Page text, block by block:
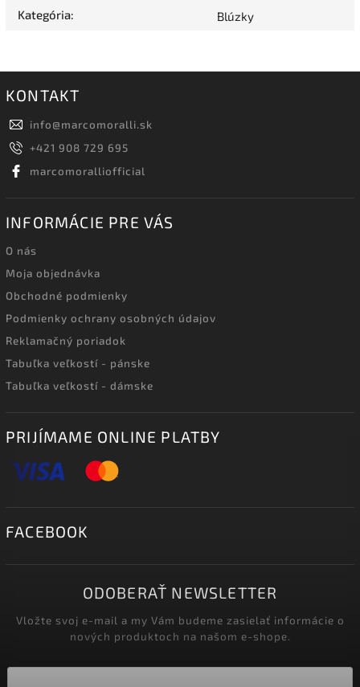
Kategória: Blúzky
KONTAKT
info@marcomoralli.sk
+421 908 729 695
marcomoralliofficial
INFORMÁCIE PRE VÁS
O nás
Moja objednávka
Obchodné podmienky
Podmienky ochrany osobných údajov
Reklamačný poriadok
Tabuľka veľkostí - pánske
Tabuľka veľkostí - dámske
PRIJÍMAME ONLINE PLATBY
FACEBOOK
ODOBERAŤ NEWSLETTER
Vložte svoj e-mail a my Vám budeme zasielať informácie o
nových produktoch na našom e-shope.